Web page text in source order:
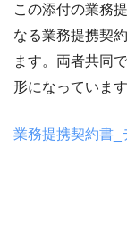
この添付の業務
なる業務提携契
ます。両者共同
形になっていま
業務提携契約書_